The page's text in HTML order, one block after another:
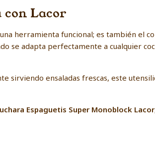
Lacor
herramienta funcional; es también el
se adapta perfectamente a cualquier
sirviendo ensaladas frescas, este
Espaguetis Super Monoblock Lacor